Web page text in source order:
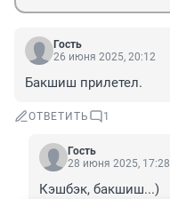
Гость
26 июня 2025, 20:12
Бакшиш прилетел.
ОТВЕТИТЬ 1
Гость
28 июня 2025, 17:28
Кэшбэк, бакшиш...)